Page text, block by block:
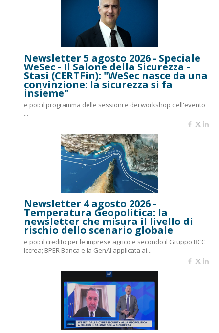
Newsletter 5 agosto 2026 - Speciale
WeSec - Il Salone della Sicurezza -
Stasi (CERTFin): "WeSec nasce da una
convinzione: la sicurezza si fa
insieme"
e poi: il programma delle sessioni e dei workshop dell'evento
...
Newsletter 4 agosto 2026 -
Temperatura Geopolitica: la
newsletter che misura il livello di
rischio dello scenario globale
e poi: il credito per le imprese agricole secondo il Gruppo BCC
Iccrea; BPER Banca e la GenAI applicata ai...